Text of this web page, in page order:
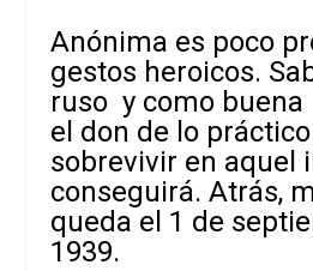
Anónima es poco
gestos heroicos.
ruso y como
el don de lo
sobrevivir en aquel
conseguirá. Atrás,
queda el 1 de
1939.